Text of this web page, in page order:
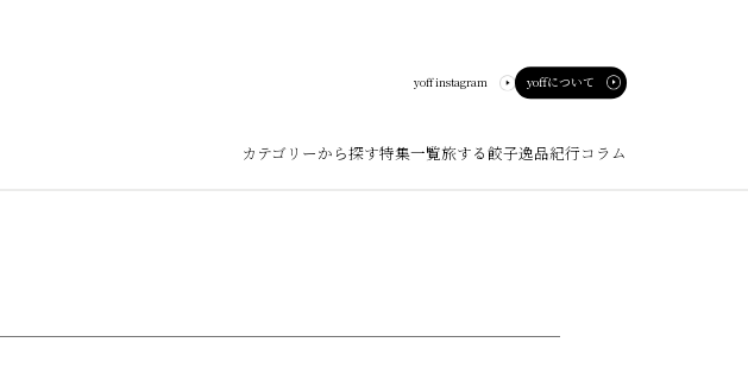
yoff instagram yoffについて
カテゴリーから探す特集一覧旅する餃子逸品紀行コラム